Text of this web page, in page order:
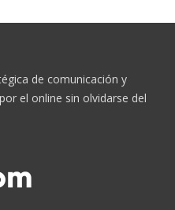
de comunicación y
el online sin olvidarse del